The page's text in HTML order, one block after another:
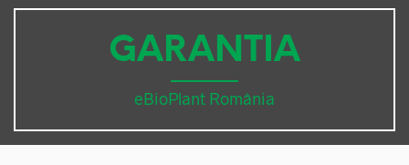
GARANTIA
eBioPlant România